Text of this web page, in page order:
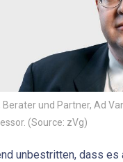
Berater und Partner, Ad
(Source: zVg)
unbestritten, dass es